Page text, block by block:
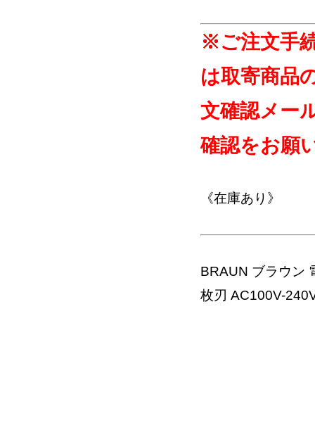
※ご注文手
は取寄商品
文確認メー
確認をお願
《在庫あり》
BRAUN ブラウン
枚刃 AC100V-